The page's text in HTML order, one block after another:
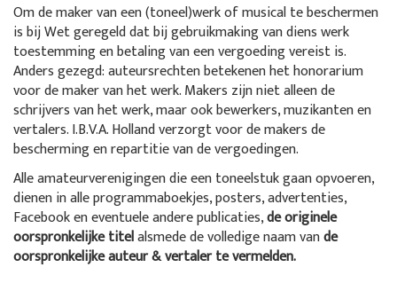
Om de maker van een (toneel)werk of musical te beschermen
is bij Wet geregeld dat bij gebruikmaking van diens werk
toestemming en betaling van een vergoeding vereist is.
Anders gezegd: auteursrechten betekenen het honorarium
voor de maker van het werk. Makers zijn niet alleen de
schrijvers van het werk, maar ook bewerkers, muzikanten en
vertalers. I.B.V.A. Holland verzorgt voor de makers de
bescherming en repartitie van de vergoedingen.
Alle amateurverenigingen die een toneelstuk gaan opvoeren,
dienen in alle programmaboekjes, posters, advertenties,
Facebook en eventuele andere publicaties,de originele
oorspronkelijke titelalsmede de volledige naam vande
oorspronkelijke auteur & vertaler te vermelden.